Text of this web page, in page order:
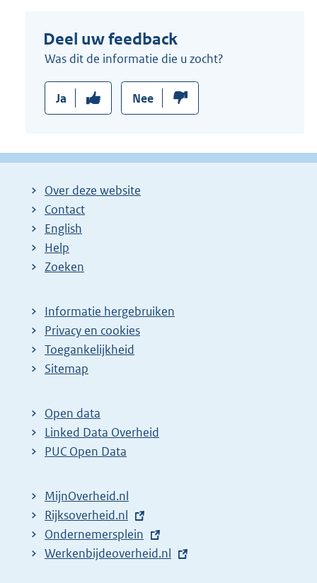
Deel uw feedback
Was dit de informatie die u zocht?
Ja Nee
Over deze website
Contact
English
Help
Zoeken
Informatie hergebruiken
Privacy en cookies
Toegankelijkheid
Sitemap
Open data
Linked Data Overheid
PUC Open Data
MijnOverheid.nl
E
x
t
Rijksoverheid.nl
E
x
Ondernemersplein
E
Werkenbijdeoverheid.nl